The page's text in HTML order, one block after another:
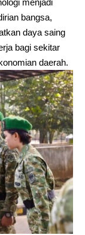
bangsa,
daya saing
bagi sekitar
daerah.